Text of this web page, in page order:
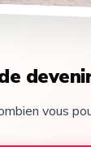
vous